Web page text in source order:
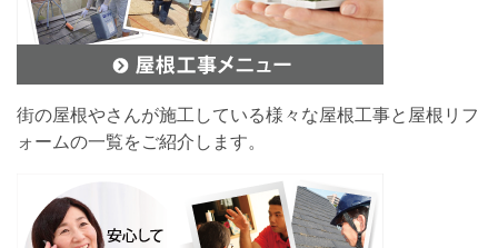
街の屋根やさんが施工している様々な屋根工事と屋根リフ
ォームの一覧をご紹介します。